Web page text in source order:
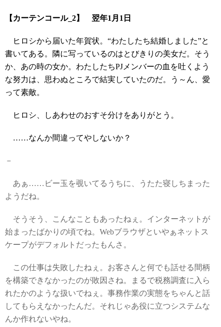
【カーテンコール_2】 翌年1月1日
ヒロシから届いた年賀状。“わたしたち結婚しました”と
書いてある。隣に写っているのはとびきりの美女だ。そう
か、あの時の女か。わたしたちPJメンバーの血を吐くよう
な努力は、思わぬところで結実していたのだ。う～ん、愛
って素敵。
ヒロシ、しあわせのおすそ分けをありがとう。
……なんか間違ってやしないか？
－
あぁ……ビー玉を覗いてるうちに、うたた寝しちまった
ようだね。
そうそう、こんなこともあったねぇ。インターネットが
始まったばかりの頃でね。Webブラウザといやぁネットス
ケープがデフォルトだったもんさ。
この仕事は失敗したねぇ。お客さんと何でも話せる間柄
を構築できなかったのが敗因さね。まるで税務調査に入ら
れたかのような扱いでねぇ。事務作業の実態をちゃんと話
してもらえなかったんだ。それじゃあ役に立つシステムな
んか作れないやね。